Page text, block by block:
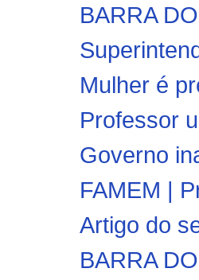
BARRA
Mulher é
Professor
Governo
FAMEM |
Artigo do
BARRA